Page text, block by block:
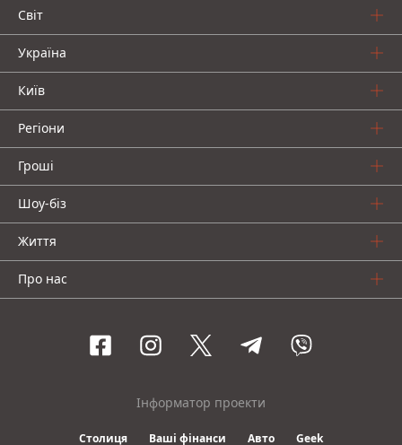
Світ
Україна
Київ
Регіони
Гроші
Шоу-біз
Життя
Про нас
Інформатор проекти
Столиця Ваші фінанси Авто Geek